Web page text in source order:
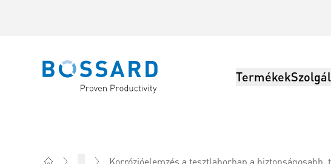
Bossard homepage Termékek
... Korrózióelemzés a tesztlaborban a biztonságosabb, tartósabb